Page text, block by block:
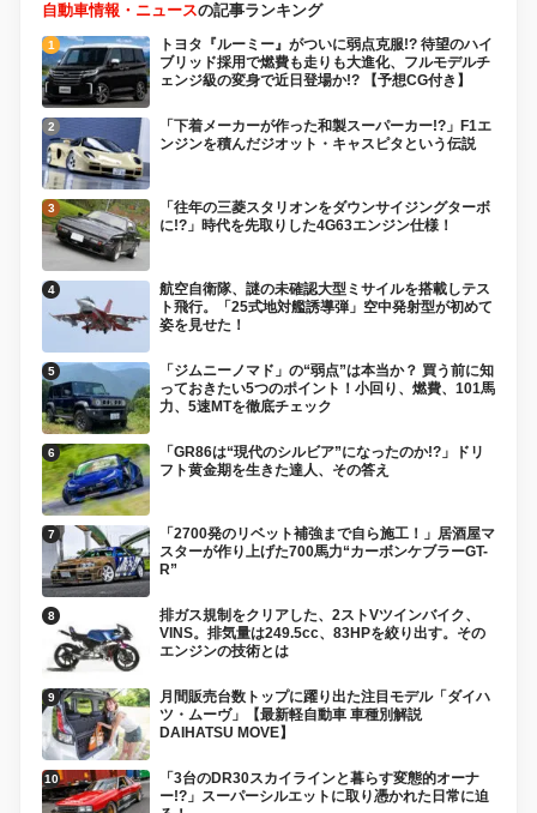
自動車情報・ニュースの記事ランキング
トヨタ『ルーミー』がついに弱点克服!? 待望のハイ
ブリッド採用で燃費も走りも大進化、フルモデルチ
ェンジ級の変身で近日登場か!? 【予想CG付き】
「下着メーカーが作った和製スーパーカー!?」F1エ
ンジンを積んだジオット・キャスピタという伝説
「往年の三菱スタリオンをダウンサイジングターボ
に!?」時代を先取りした4G63エンジン仕様！
航空自衛隊、謎の未確認大型ミサイルを搭載しテス
ト飛行。「25式地対艦誘導弾」空中発射型が初めて
姿を見せた！
「ジムニーノマド」の“弱点”は本当か？ 買う前に知
っておきたい5つのポイント！小回り、燃費、101馬
力、5速MTを徹底チェック
「GR86は“現代のシルビア”になったのか!?」ドリ
フト黄金期を生きた達人、その答え
「2700発のリベット補強まで自ら施工！」居酒屋マ
スターが作り上げた700馬力“カーボンケブラーGT-
R”
排ガス規制をクリアした、2ストVツインバイク、
VINS。排気量は249.5cc、83HPを絞り出す。その
エンジンの技術とは
月間販売台数トップに躍り出た注目モデル「ダイハ
ツ・ムーヴ」【最新軽自動車 車種別解説
DAIHATSU MOVE】
「3台のDR30スカイラインと暮らす変態的オーナ
ー!?」スーパーシルエットに取り憑かれた日常に迫